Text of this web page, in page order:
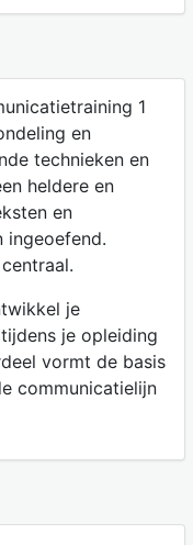
1
en
technieken en
heldere en
en
ingeoefend.
je
je opleiding
vormt de basis
communicatielijn